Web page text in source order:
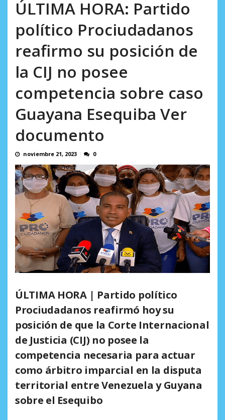
ÚLTIMA HORA: Partido
político Prociudadanos
reafirmo su posición de
la CIJ no posee
competencia sobre caso
Guayana Esequiba Ver
documento
noviembre 21, 2023 0
ÚLTIMA HORA | Partido político
Prociudadanos reafirmó hoy su
posición de que la Corte Internacional
de Justicia (CIJ) no posee la
competencia necesaria para actuar
como árbitro imparcial en la disputa
territorial entre Venezuela y Guyana
sobre el Esequibo